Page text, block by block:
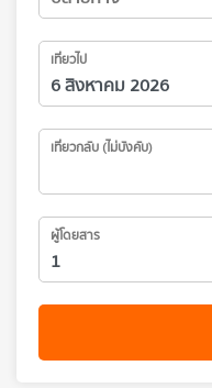
เที่ยวไป
เที่ยวกลับ (ไม่บังคับ)
ผู้โดยสาร